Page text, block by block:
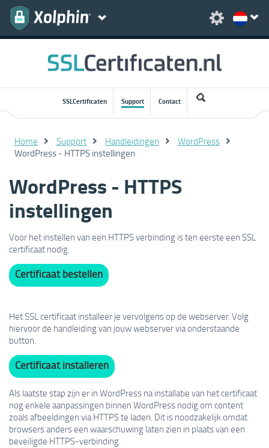
SSLCertificaten Support Contact
Home Support Handleidingen WordPress
WordPress - HTTPS instellingen
WordPress - HTTPS
instellingen
Voor het instellen van een HTTPS verbinding is ten eerste een SSL
certificaat nodig.
Certificaat bestellen
Het SSL certificaat installeer je vervolgens op de webserver. Volg
hiervoor de handleiding van jouw webserver via onderstaande
button.
Certificaat installeren
Als laatste stap zijn er in WordPress na installatie van het certificaat
nog enkele aanpassingen binnen WordPress nodig om content
zoals afbeeldingen via HTTPS te laden. Dit is noodzakelijk omdat
browsers anders een waarschuwing laten zien in plaats van een
beveiligde HTTPS-verbinding.